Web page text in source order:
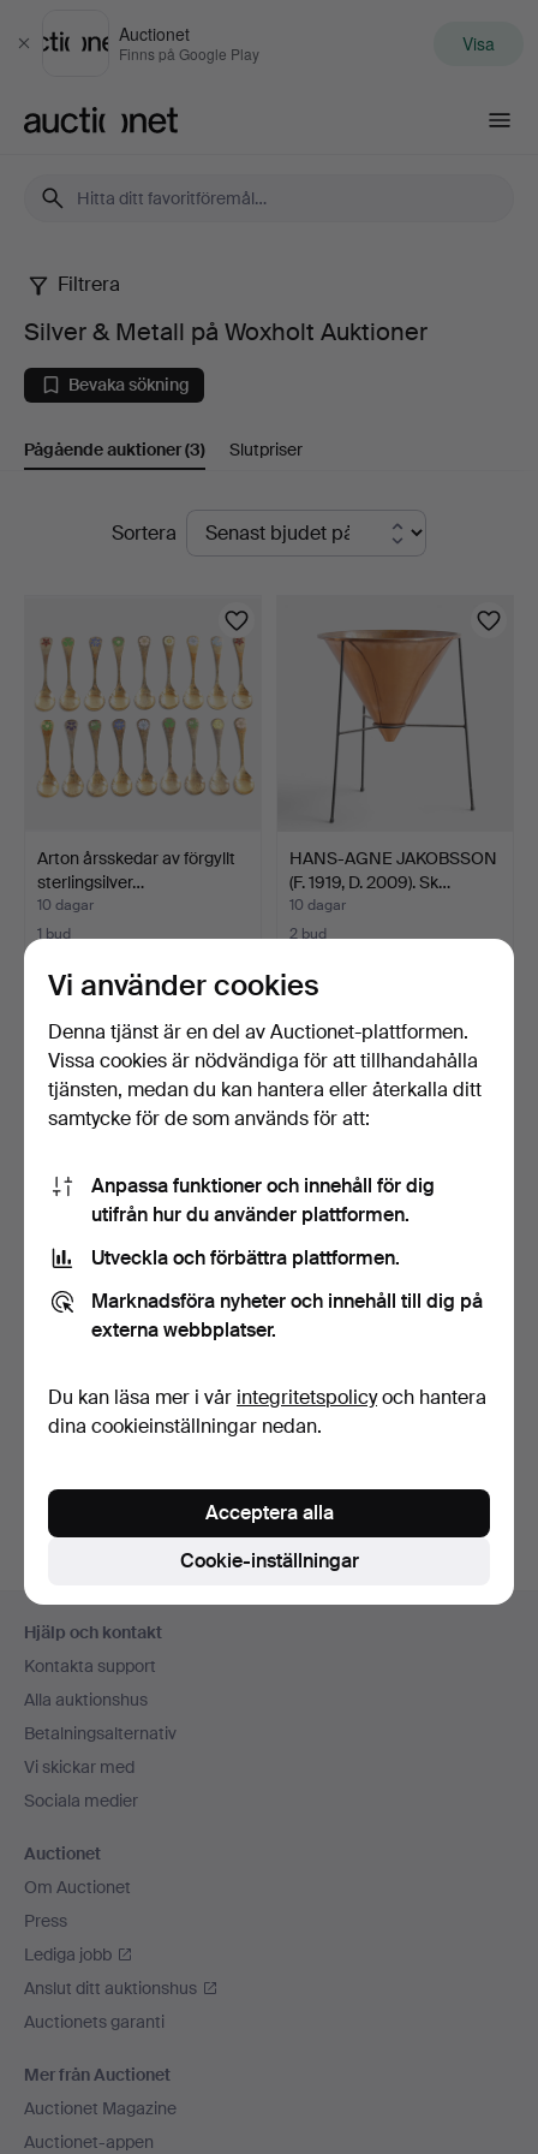
Stäng
Auctionet
Finns på Google Play Visa
Silver
Metall
på
Woxholt
Filtrera
Silver & Metall på Woxholt Auktioner
Bevaka sökning
Pågående auktioner(3) Slutpriser
PågåendeSortera
Arton årsskedar av förgyllt
sterlingsilver…
10 dagar
1 bud
HANS-AGNE JAKOBSSON
(F. 1919, D. 2009). Sk…
10 dagar
2 bud
STIG KALSING.
Kungaporträtt /
vägghängda f…
10 dagar
Värdering
Bevaka sökning
Sidfotsnavigation
Hjälp och kontakt
Kontakta support
Alla auktionshus
Betalningsalternativ
Vi skickar med
Sociala medier
Auctionet
Om Auctionet
Press
Lediga jobb
Anslut ditt auktionshus
Auctionets garanti
Mer från Auctionet
Auctionet Magazine
Auctionet-appen
Vi använder cookies
Denna tjänst är en del av Auctionet-plattformen.
Vissa cookies är nödvändiga för att tillhandahålla
tjänsten, medan du kan hantera eller återkalla ditt
samtycke för de som används för att:
Anpassa funktioner och innehåll för dig
utifrån hur du använder plattformen.
Utveckla och förbättra plattformen.
Marknadsföra nyheter och innehåll till dig på
externa webbplatser.
Du kan läsa mer i vår integritetspolicyoch hantera
dina cookieinställningar nedan.
Cookie-inställningar
Acceptera alla